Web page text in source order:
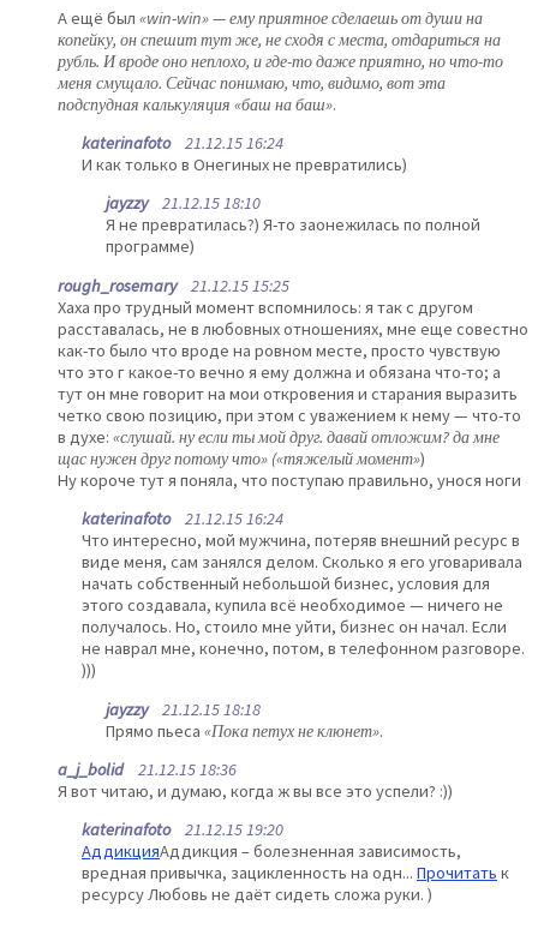
А ещё был «win-win» — ему приятное сделаешь от души на
копейку, он спешит тут же, не сходя с места, отдариться на
рубль. И вроде оно неплохо, и где-то даже приятно, но что-то
меня смущало. Сейчас понимаю, что, видимо, вот эта
подспудная калькуляция «баш на баш».
katerinafoto21.12.15 16:24
И как только в Онегиных не превратились)
jayzzy21.12.15 18:10
Я не превратилась?) Я-то заонежилась по полной
программе)
rough_rosemary21.12.15 15:25
Хаха про трудный момент вспомнилось: я так с другом
расставалась, не в любовных отношениях, мне еще совестно
как-то было что вроде на ровном месте, просто чувствую
что это г какое-то вечно я ему должна и обязана что-то; а
тут он мне говорит на мои откровения и старания выразить
четко свою позицию, при этом с уважением к нему — что-то
в духе: «слушай. ну если ты мой друг. давай отложим? да мне
щас нужен друг потому что» («тяжелый момент»)
Ну короче тут я поняла, что поступаю правильно, унося ноги
katerinafoto21.12.15 16:24
Что интересно, мой мужчина, потеряв внешний ресурс в
виде меня, сам занялся делом. Сколько я его уговаривала
начать собственный небольшой бизнес, условия для
этого создавала, купила всё необходимое — ничего не
получалось. Но, стоило мне уйти, бизнес он начал. Если
не наврал мне, конечно, потом, в телефонном разговоре.
)))
jayzzy21.12.15 18:18
Прямо пьеса «Пока петух не клюнет».
a_j_bolid21.12.15 18:36
Я вот читаю, и думаю, когда ж вы все это успели? :))
katerinafoto21.12.15 19:20
АддикцияАддикция – болезненная зависимость,
вредная привычка, зацикленность на одн... Прочитать к
ресурсу Любовь не даёт сидеть сложа руки. )